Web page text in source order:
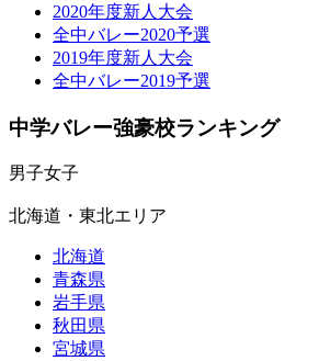
2020年度新人大会
全中バレー2020予選
2019年度新人大会
全中バレー2019予選
中学バレー強豪校ランキング
男子女子
北海道・東北エリア
北海道
青森県
岩手県
秋田県
宮城県